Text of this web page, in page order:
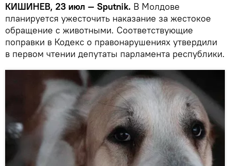
КИШИНЕВ, 23 июл — Sputnik. В Молдове
планируется ужесточить наказание за жестокое
обращение с животными. Соответствующие
поправки в Кодекс о правонарушениях утвердили
в первом чтении депутаты парламента республики.